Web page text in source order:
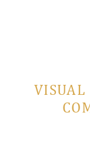
VISUAL